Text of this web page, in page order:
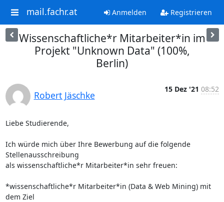
mail.fachr.at Anmelden Registrieren
Wissenschaftliche*r Mitarbeiter*in im
Projekt "Unknown Data" (100%,
Berlin)
Robert Jäschke
15 Dez '21 08:52
Liebe Studierende,
Ich würde mich über Ihre Bewerbung auf die folgende
Stellenausschreibung
als wissenschaftliche*r Mitarbeiter*in sehr freuen:
*wissenschaftliche*r Mitarbeiter*in (Data & Web Mining) mit
dem Ziel